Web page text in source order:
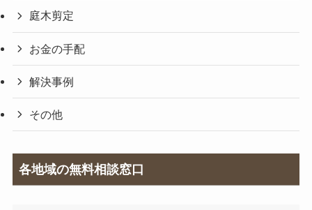
庭木剪定
お金の手配
解決事例
その他
各地域の無料相談窓口